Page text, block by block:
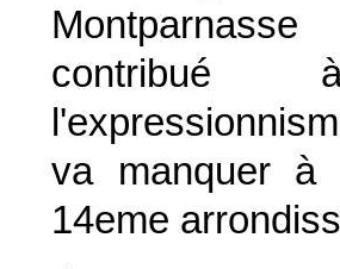
va manquer à
14eme